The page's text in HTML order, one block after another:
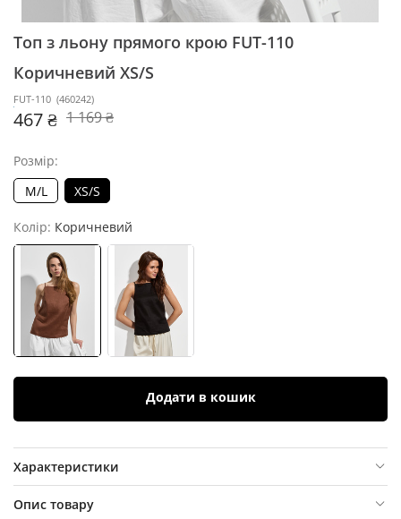
Топ з льону прямого крою FUT-110
Коричневий XS/S
FUT-110 (460242)
467 ₴ 1 169 ₴
Розмір:
M/L
XS/S
Колір: Коричневий
Додати в кошик
Характеристики
Опис товару